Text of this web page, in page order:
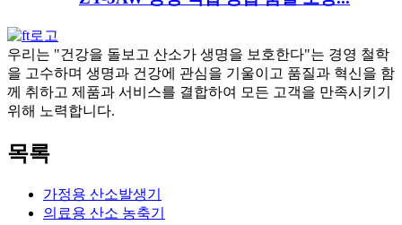
우리는 "건강을 돌보고 산소가 생명을 보호한다"는 경영 철학
을 고수하며 생명과 건강에 관심을 기울이고 품질과 혁신을 함
께 취하고 제품과 서비스를 결합하여 모든 고객을 만족시키기
위해 노력합니다.
목록
가정용 산소발생기
의료용 산소 농축기